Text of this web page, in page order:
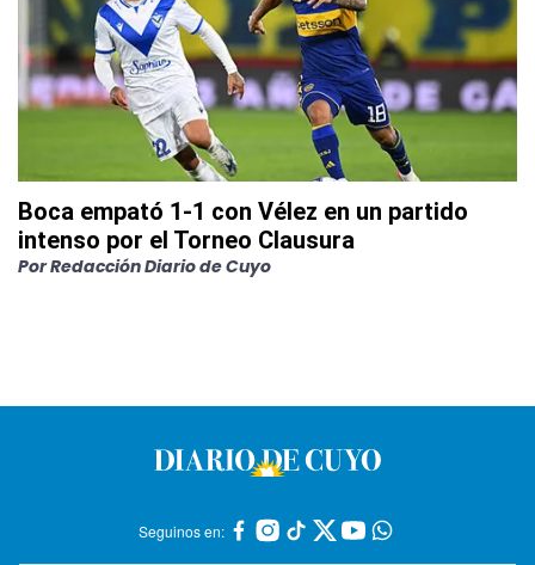
Boca empató 1-1 con Vélez en un partido
intenso por el Torneo Clausura
PorRedacción Diario de Cuyo
Seguinos en: